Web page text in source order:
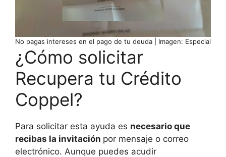
No pagas intereses en el pago de tu deuda | Imagen: Especial
¿Cómo solicitar
Recupera tu Crédito
Coppel?
Para solicitar esta ayuda es necesario que
recibas la invitación por mensaje o correo
electrónico. Aunque puedes acudir